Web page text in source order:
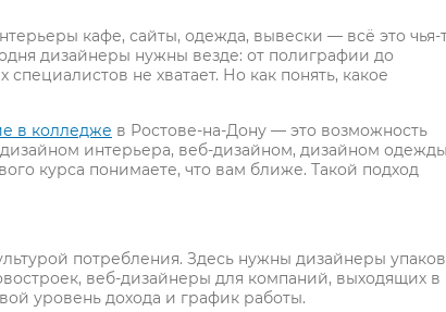
кафе, сайты, одежда, вывески — всё это чья-
дизайнеры нужны везде: от полиграфии до
не хватает. Но как понять, какое
в колледже в Ростове-на-Дону — это возможность
интерьера, веб-дизайном, дизайном
курса понимаете, что вам ближе. Такой подход
потребления. Здесь нужны дизайнеры
веб-дизайнеры для компаний, выходящих в
уровень дохода и график работы.